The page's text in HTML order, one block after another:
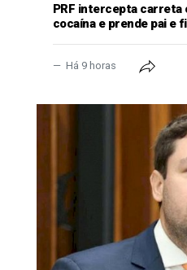
PRF intercepta carreta
cocaína e prende pai e
Há 9 horas